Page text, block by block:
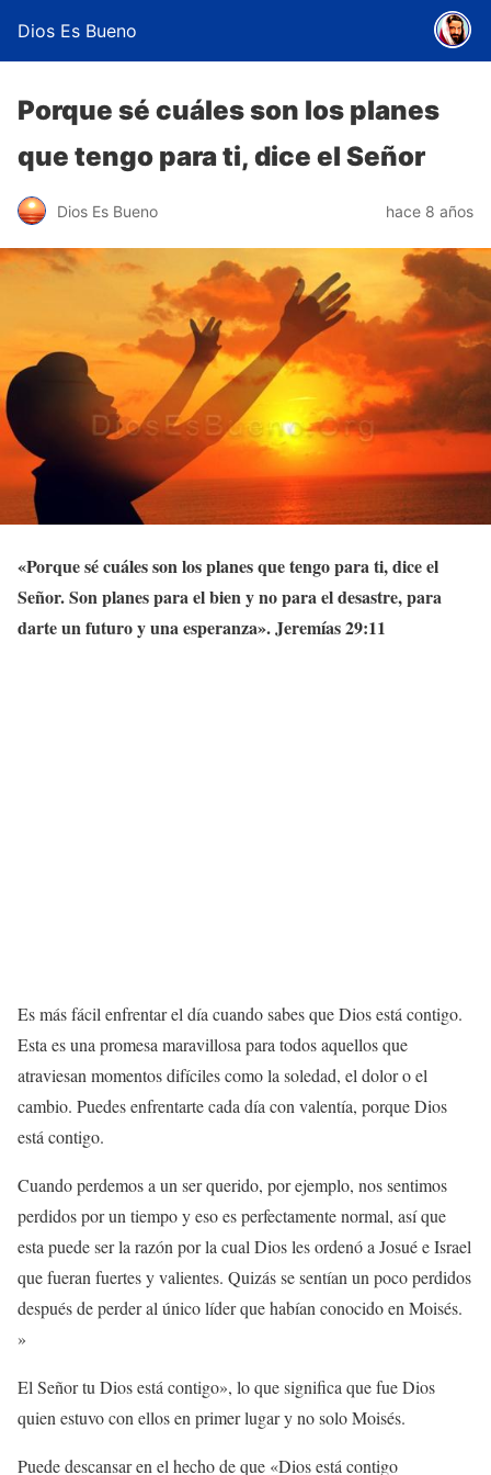
Dios Es Bueno
Porque sé cuáles son los planes
que tengo para ti, dice el Señor
Dios Es Bueno hace 8 años
«Porque sé cuáles son los planes que tengo para ti, dice el
Señor. Son planes para el bien y no para el desastre, para
darte un futuro y una esperanza». Jeremías 29:11
Es más fácil enfrentar el día cuando sabes que Dios está contigo.
Esta es una promesa maravillosa para todos aquellos que
atraviesan momentos difíciles como la soledad, el dolor o el
cambio. Puedes enfrentarte cada día con valentía, porque Dios
está contigo.
Cuando perdemos a un ser querido, por ejemplo, nos sentimos
perdidos por un tiempo y eso es perfectamente normal, así que
esta puede ser la razón por la cual Dios les ordenó a Josué e Israel
que fueran fuertes y valientes. Quizás se sentían un poco perdidos
después de perder al único líder que habían conocido en Moisés.
»
El Señor tu Dios está contigo», lo que significa que fue Dios
quien estuvo con ellos en primer lugar y no solo Moisés.
Puede descansar en el hecho de que «Dios está contigo